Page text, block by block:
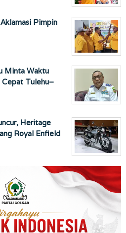
Pimpin
Minta Waktu
Cepat Tulehu–
Heritage
Royal Enfield